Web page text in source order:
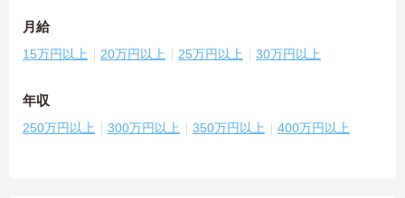
月給
15万円以上 20万円以上 25万円以上 30万円以上
年収
250万円以上 300万円以上 350万円以上 400万円以上